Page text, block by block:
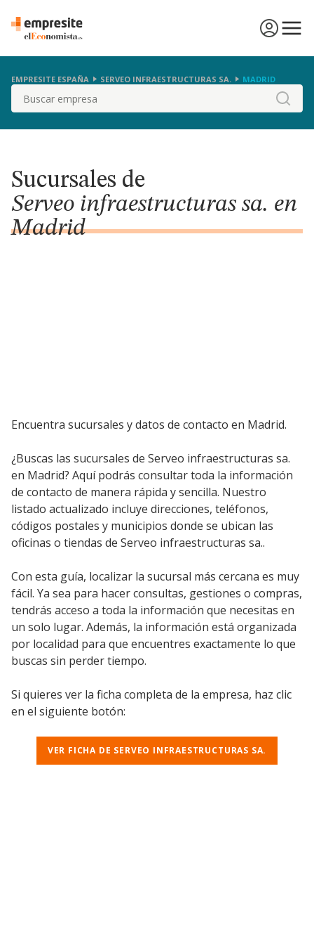
EMPRESITE ESPAÑA SERVEO INFRAESTRUCTURAS SA. MADRID
Buscar
Sucursales de
Serveo infraestructuras sa. en
Madrid
Encuentra sucursales y datos de contacto en Madrid.
¿Buscas las sucursales de Serveo infraestructuras sa.
en Madrid? Aquí podrás consultar toda la información
de contacto de manera rápida y sencilla. Nuestro
listado actualizado incluye direcciones, teléfonos,
códigos postales y municipios donde se ubican las
oficinas o tiendas de Serveo infraestructuras sa..
Con esta guía, localizar la sucursal más cercana es muy
fácil. Ya sea para hacer consultas, gestiones o compras,
tendrás acceso a toda la información que necesitas en
un solo lugar. Además, la información está organizada
por localidad para que encuentres exactamente lo que
buscas sin perder tiempo.
Si quieres ver la ficha completa de la empresa, haz clic
en el siguiente botón:
VER FICHA DE SERVEO INFRAESTRUCTURAS SA.